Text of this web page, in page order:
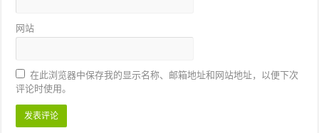
网站
在此浏览器中保存我的显示名称、邮箱地址和网站地址，以便下次
评论时使用。